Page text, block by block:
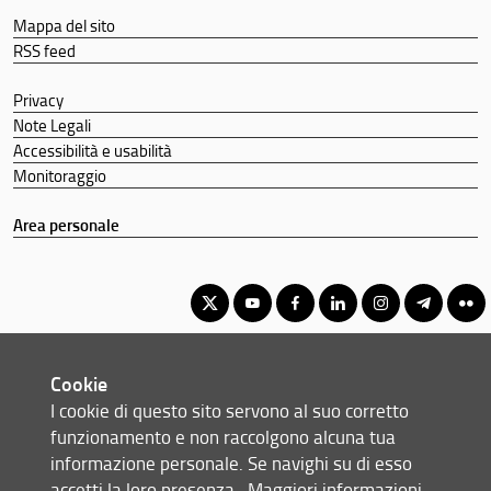
Segnalazioni e Reclami
Didattica e Docenti
Erasmus e Double Degree
Mondo del lavoro
Area riservata
Mappa del sito
RSS feed
Privacy
Note Legali
Accessibilità e usabilità
Monitoraggio
Area personale
© Copyright 2012-2026 Università degli Studi di Firenze UNIFI
P.IVA/Cod.Fis 01279680480
Cookie
I cookie di questo sito servono al suo corretto
funzionamento e non raccolgono alcuna tua
informazione personale. Se navighi su di esso